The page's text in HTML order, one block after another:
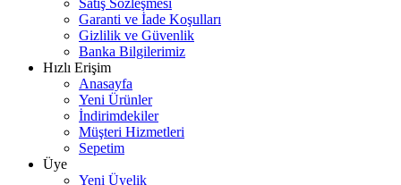
Garanti ve İade Koşulları
Gizlilik ve Güvenlik
Banka Bilgilerimiz
Hızlı Erişim
Anasayfa
Yeni Ürünler
İndirimdekiler
Müşteri Hizmetleri
Sepetim
Üye
Yeni Üyelik